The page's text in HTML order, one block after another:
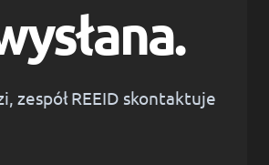
zespół REEID skontaktuje